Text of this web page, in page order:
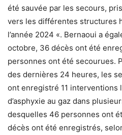
été sauvée par les secours,
vers les différentes structures
l’année 2024 «. Bernaoui a
octobre, 36 décès ont été
personnes ont été secourues.
des dernières 24 heures, les
ont enregistré 11 interventions
d’asphyxie au gaz dans
desquelles 46 personnes ont
décès ont été enregistrés,